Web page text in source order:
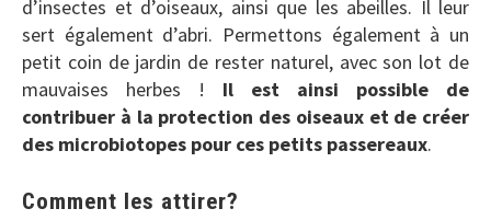
d’insectes et d’oiseaux, ainsi que les abeilles. Il leur
sert également d’abri. Permettons également à un
petit coin de jardin de rester naturel, avec son lot de
mauvaises herbes ! Il est ainsi possible de
contribuer à la protection des oiseaux et de créer
des microbiotopes pour ces petits passereaux.
Comment les attirer?